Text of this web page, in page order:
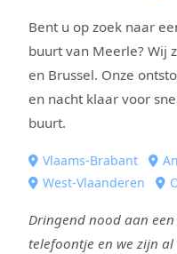
Bent u op zoek naar
buurt van Meerle? Wij
en Brussel. Onze
en nacht klaar voor
buurt.
Vlaams-Brabant
West-Vlaanderen
Dringend nood aan
telefoontje en we zijn